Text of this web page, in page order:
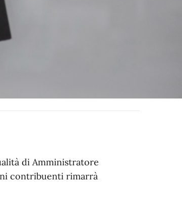
di Amministratore
contribuenti rimarrà